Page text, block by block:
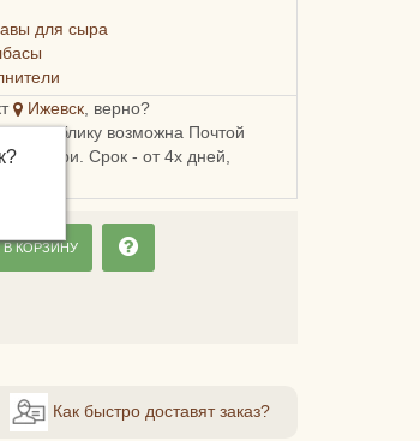
для сыра
Ижевск, верно?
?
республику возможна Почтой
Срок - от 4х дней,
В КОРЗИНУ
Как быстро доставят заказ?